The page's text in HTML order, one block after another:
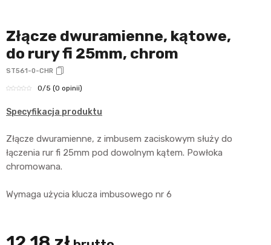
Złącze dwuramienne, kątowe,
do rury fi 25mm, chrom
ST561-0-CHR
0/5 (0 opinii)
Specyfikacja produktu
Złącze dwuramienne, z imbusem zaciskowym służy do
łączenia rur fi 25mm pod dowolnym kątem. Powłoka
chromowana.
Wymaga użycia klucza imbusowego nr 6